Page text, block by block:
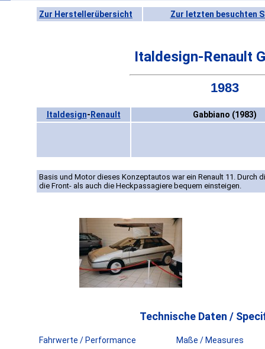
Zur Herstellerübersicht Zur letzten besuchten
Italdesign-Renault
1983
Italdesign- Renault Gabbiano (1983)
Basis und Motor dieses Konzeptautos war ein Renault 11. Durch
die Front- als auch die Heckpassagiere bequem einsteigen.
Technische Daten /
Fahrwerte / Performance Maße / Measures